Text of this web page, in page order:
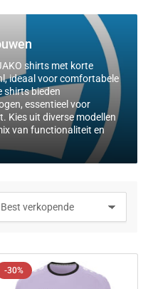
shirts met korte
ideaal voor comfortabele
shirts bieden
essentieel voor
Kies uit diverse modellen
van functionaliteit en
-30%